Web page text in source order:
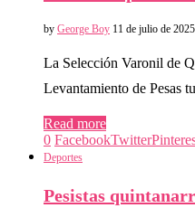
by George Boy 11 de julio de 2025
La Selección Varonil de
Levantamiento de Pesas
Read more
0 FacebookTwitter
Deportes
Pesistas